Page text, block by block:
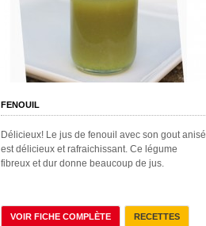
FENOUIL
Délicieux! Le jus de fenouil avec son gout anisé
est délicieux et rafraichissant. Ce légume
fibreux et dur donne beaucoup de jus.
VOIR FICHE COMPLÈTE RECETTES